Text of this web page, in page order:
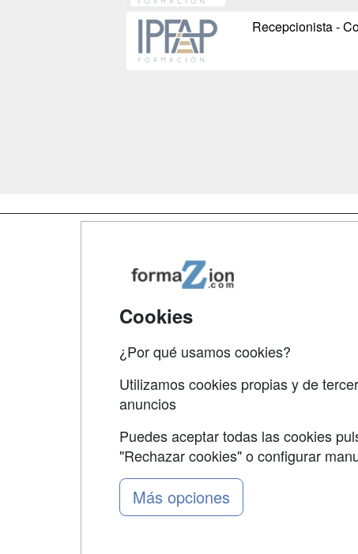
Recepcionista -
Grupo formazion:
Cookies
¿Por qué usamos cookies?
Utilizamos cookies propias y de
anuncios
Puedes aceptar todas las cookies
"Rechazar cookies" o configurar
Más opciones